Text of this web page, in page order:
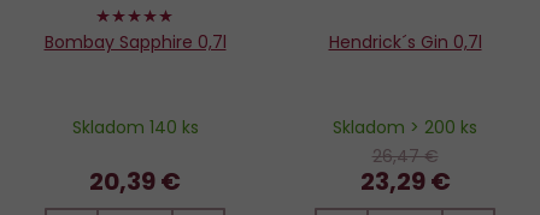
100%
Bombay Sapphire 0,7l
Skladom 140 ks
20,39 €
Hendrick´s Gin 0,7l
Skladom > 200 ks
26,47 €
23,29 €